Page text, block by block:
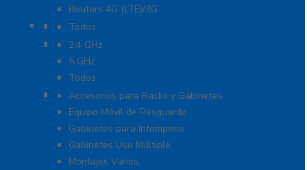
Routers 4G (LTE)/3G
Enlaces de Backhaul
Todos
Enlaces PtP y PtMP
2.4 GHz
5 GHz
Todos
Racks y Gabinetes
Accesorios para Racks y Gabinetes
Equipo Móvil de Resguardo
Gabinetes para Intemperie
Gabinetes Uso Múltiple
Montajes Varios